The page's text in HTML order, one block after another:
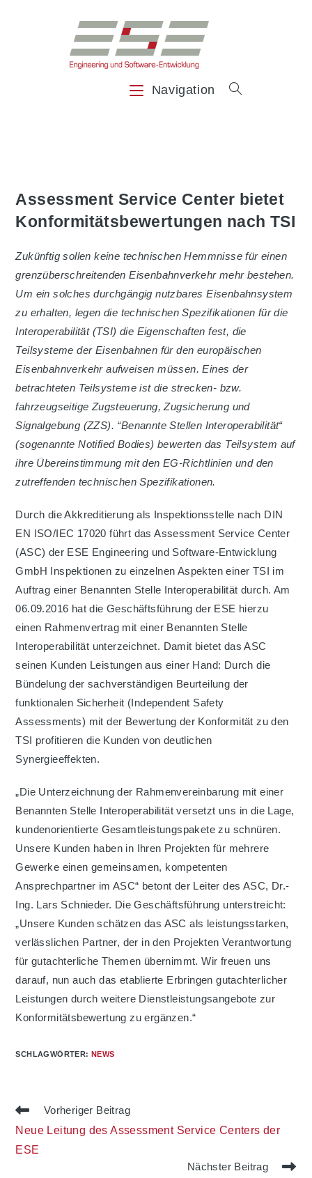
Navigation
Assessment Service Center bietet
Konformitätsbewertungen nach TSI
Zukünftig sollen keine technischen Hemmnisse für einen
grenzüberschreitenden Eisenbahnverkehr mehr bestehen.
Um ein solches durchgängig nutzbares Eisenbahnsystem
zu erhalten, legen die technischen Spezifikationen für die
Interoperabilität (TSI) die Eigenschaften fest, die
Teilsysteme der Eisenbahnen für den europäischen
Eisenbahnverkehr aufweisen müssen. Eines der
betrachteten Teilsysteme ist die strecken- bzw.
fahrzeugseitige Zugsteuerung, Zugsicherung und
Signalgebung (ZZS). “Benannte Stellen Interoperabilität“
(sogenannte Notified Bodies) bewerten das Teilsystem auf
ihre Übereinstimmung mit den EG-Richtlinien und den
zutreffenden technischen Spezifikationen.
Durch die Akkreditierung als Inspektionsstelle nach DIN
EN ISO/IEC 17020 führt das Assessment Service Center
(ASC) der ESE Engineering und Software-Entwicklung
GmbH Inspektionen zu einzelnen Aspekten einer TSI im
Auftrag einer Benannten Stelle Interoperabilität durch. Am
06.09.2016 hat die Geschäftsführung der ESE hierzu
einen Rahmenvertrag mit einer Benannten Stelle
Interoperabilität unterzeichnet. Damit bietet das ASC
seinen Kunden Leistungen aus einer Hand: Durch die
Bündelung der sachverständigen Beurteilung der
funktionalen Sicherheit (Independent Safety
Assessments) mit der Bewertung der Konformität zu den
TSI profitieren die Kunden von deutlichen
Synergieeffekten.
„Die Unterzeichnung der Rahmenvereinbarung mit einer
Benannten Stelle Interoperabilität versetzt uns in die Lage,
kundenorientierte Gesamtleistungspakete zu schnüren.
Unsere Kunden haben in Ihren Projekten für mehrere
Gewerke einen gemeinsamen, kompetenten
Ansprechpartner im ASC“ betont der Leiter des ASC, Dr.-
Ing. Lars Schnieder. Die Geschäftsführung unterstreicht:
„Unsere Kunden schätzen das ASC als leistungsstarken,
verlässlichen Partner, der in den Projekten Verantwortung
für gutachterliche Themen übernimmt. Wir freuen uns
darauf, nun auch das etablierte Erbringen gutachterlicher
Leistungen durch weitere Dienstleistungsangebote zur
Konformitätsbewertung zu ergänzen.“
SCHLAGWÖRTER:NEWS
Weitere
ansehen
Vorheriger Beitrag
Neue Leitung des Assessment Service Centers der
ESE
Nächster Beitrag